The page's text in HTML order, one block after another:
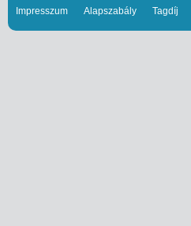
Impresszum Alapszabály Tagdíj